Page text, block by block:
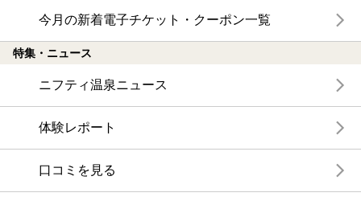
今月の新着電子チケット・クーポン一覧
特集・ニュース
ニフティ温泉ニュース
体験レポート
口コミを見る